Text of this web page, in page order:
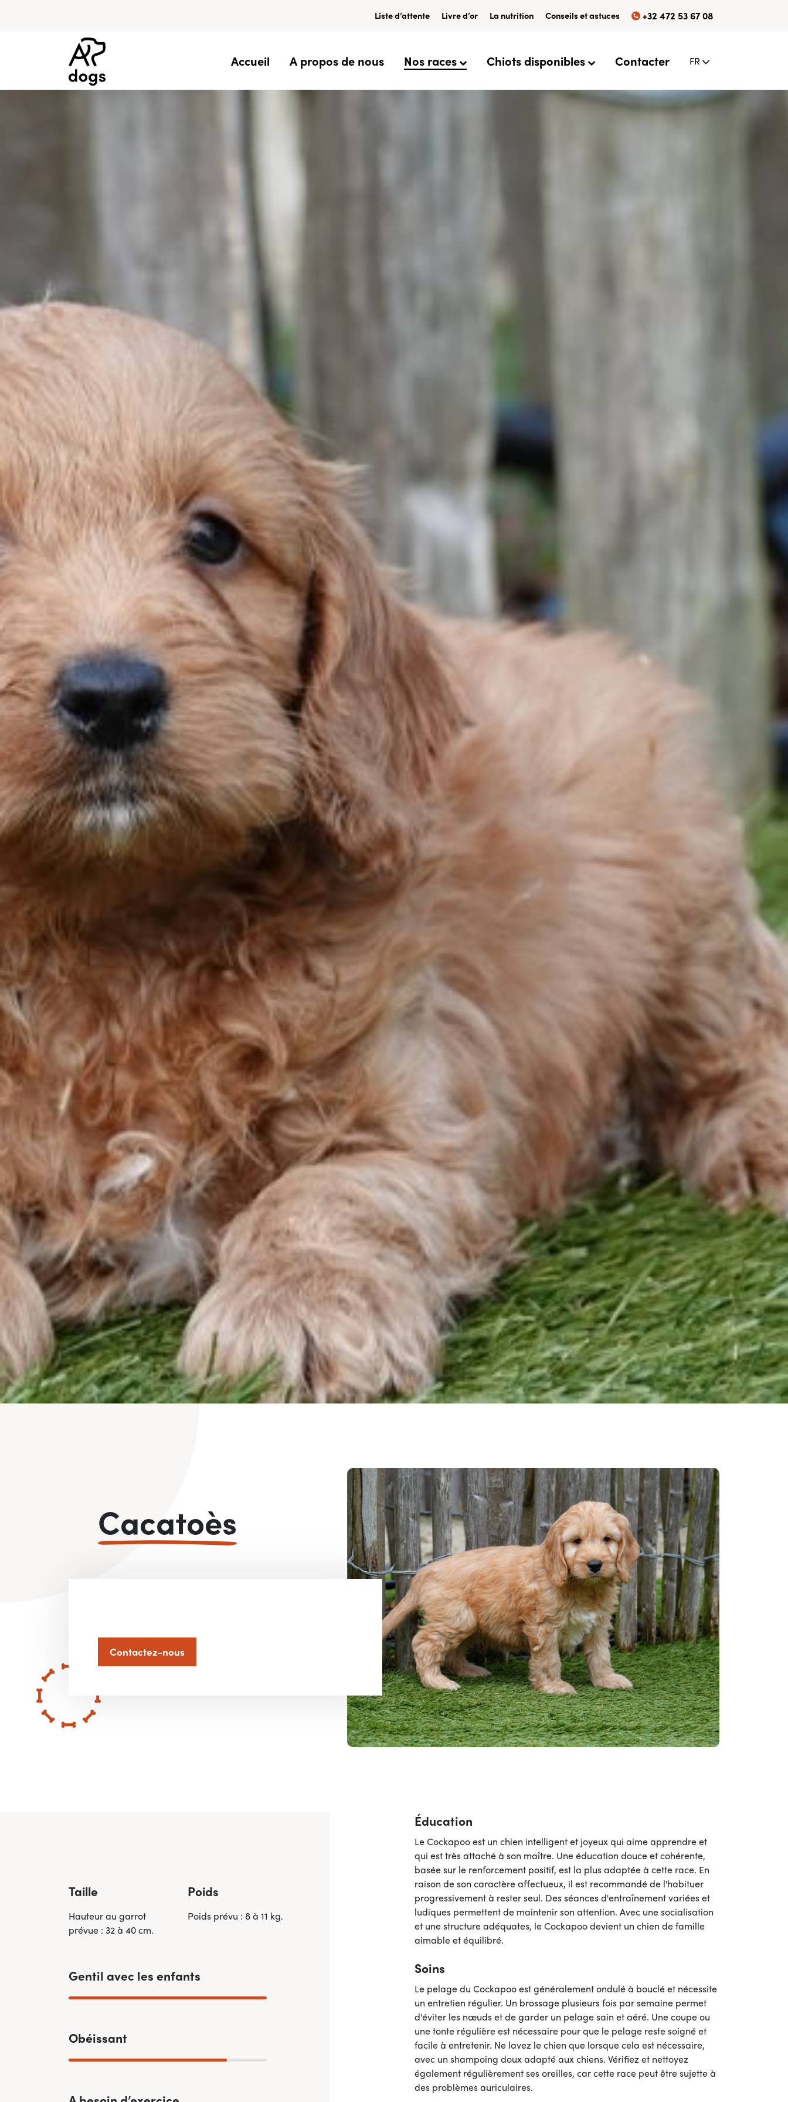
Liste d’attente Livre d’or La nutrition Conseils et astuces +32 472 53 67 08
Accueil A propos de nous Nos races Chiots disponibles Contacter FR
Cacatoès
Contactez-nous
Taille
Hauteur au garrot
prévue : 32 à 40 cm.
Poids
Poids prévu : 8 à 11 kg.
Gentil avec les enfants
Obéissant
Éducation
Le Cockapoo est un chien intelligent et joyeux qui aime apprendre et
qui est très attaché à son maître. Une éducation douce et cohérente,
basée sur le renforcement positif, est la plus adaptée à cette race. En
raison de son caractère affectueux, il est recommandé de l'habituer
progressivement à rester seul. Des séances d'entraînement variées et
ludiques permettent de maintenir son attention. Avec une socialisation
et une structure adéquates, le Cockapoo devient un chien de famille
aimable et équilibré.
Soins
Le pelage du Cockapoo est généralement ondulé à bouclé et nécessite
un entretien régulier. Un brossage plusieurs fois par semaine permet
d'éviter les nœuds et de garder un pelage sain et aéré. Une coupe ou
une tonte régulière est nécessaire pour que le pelage reste soigné et
facile à entretenir. Ne lavez le chien que lorsque cela est nécessaire,
avec un shampoing doux adapté aux chiens. Vérifiez et nettoyez
également régulièrement ses oreilles, car cette race peut être sujette à
des problèmes auriculaires.